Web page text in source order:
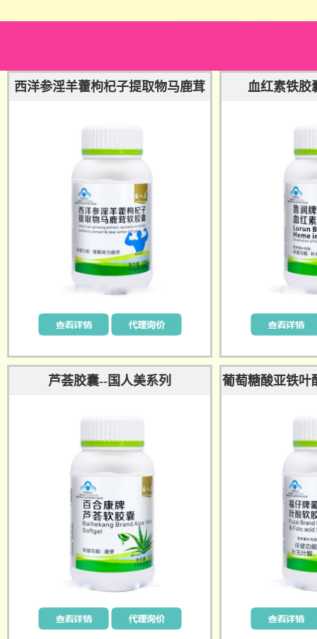
西洋参淫羊藿枸杞子提取物马鹿茸
血红素铁胶
芦荟胶囊--国人美系列
葡萄糖酸亚铁叶